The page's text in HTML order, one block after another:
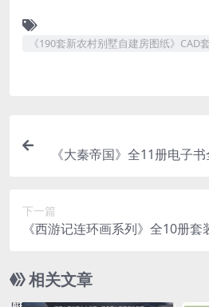
《190套新农村别墅自建房图纸》
《大秦帝国》全11册电子
下一篇
《西游记连环画系列》全10册
相关文章